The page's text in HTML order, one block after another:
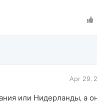
Apr 29,
или Нидерланды, а